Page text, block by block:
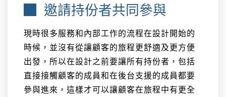
邀請持份者共同參與
現時很多服務和內部工作的流程在設計開始的
時候，並沒有從讓顧客的旅程更舒適及更方便
出發，所以在設計之前要讓所有持份者，包括
直接接觸顧客的成員和在後台支援的成員都要
參與進來，這樣才可以讓顧客在旅程中有更全